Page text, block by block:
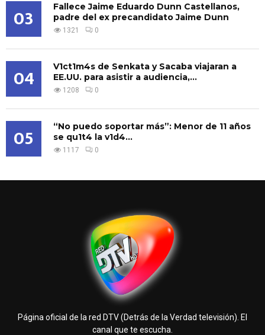
03
Fallece Jaime Eduardo Dunn Castellanos,
padre del ex precandidato Jaime Dunn
1321 0
04
V1ct1m4s de Senkata y Sacaba viajaran a
EE.UU. para asistir a audiencia,...
1208 0
05
“No puedo soportar más”: Menor de 11 años
se qu1t4 la v1d4...
1117 0
Página oficial de la red DTV (Detrás de la Verdad televisión). El
canal que te escucha.